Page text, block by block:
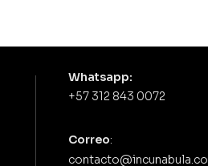
Whatsapp:
+57 312 843 0072
Correo:
contacto@incunabula.co